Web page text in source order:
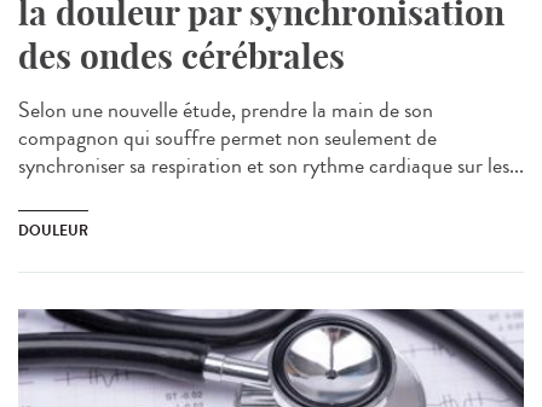
la douleur par synchronisation
des ondes cérébrales
Selon une nouvelle étude, prendre la main de son
compagnon qui souffre permet non seulement de
synchroniser sa respiration et son rythme cardiaque sur les...
DOULEUR